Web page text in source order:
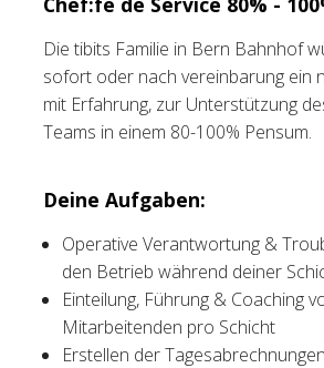
Tischreservation
Login
Schweiz (DE)
Die tibits Familie in Bern Bahnhof
sofort oder nach vereinbarung ein
mit Erfahrung, zur Unterstützung
Teams in einem 80-100% Pensum.
Deine Aufgaben:
Operative Verantwortung &
den Betrieb während deiner
Einteilung, Führung & Coaching
Mitarbeitenden pro Schicht
Erstellen der